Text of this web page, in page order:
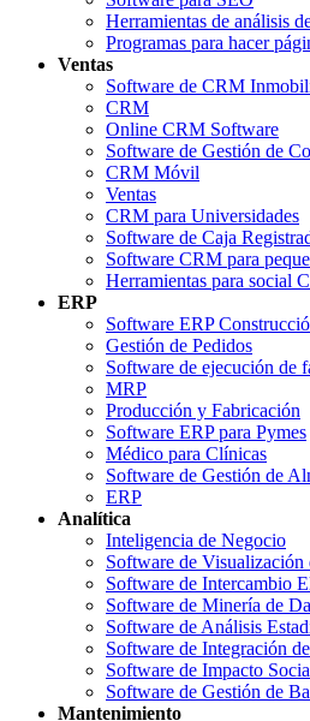
Herramientas de análisis
Programas para hacer
Ventas
Software de CRM
CRM
Online CRM Software
Software de Gestión de
CRM Móvil
Ventas
CRM para Universidades
Software de Caja
Software CRM para
Herramientas para social
ERP
Software ERP
Gestión de Pedidos
Software de ejecución de
MRP
Producción y Fabricación
Software ERP para Pymes
Médico para Clínicas
Software de Gestión de
ERP
Analítica
Inteligencia de Negocio
Software de Visualización
Software de Intercambio
Software de Minería de
Software de Análisis
Software de Integración
Software de Impacto
Software de Gestión de
Mantenimiento